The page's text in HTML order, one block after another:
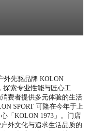
外先驱品牌 KOLON
探索专业性能与匠心工
费者提供多元体验的生活
SPORT 可隆在今年于上
「KOLON 1973」。门店
外文化与追求生活品质的